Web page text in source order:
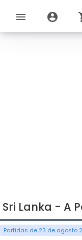
menu account_circle
Sri Lanka - A
Partidas de 23 de agosto